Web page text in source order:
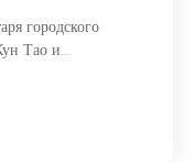
городского
Тао и
а также
и